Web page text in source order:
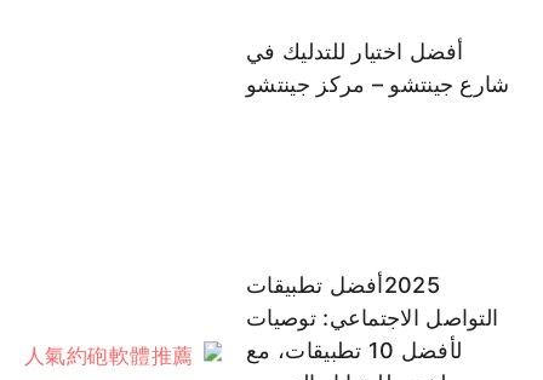
أفضل اختيار للتدليك في
شارع جينتشو – مركز جينتشو
2025أفضل تطبيقات
التواصل الاجتماعي: توصيات
لأفضل 10 تطبيقات، مع